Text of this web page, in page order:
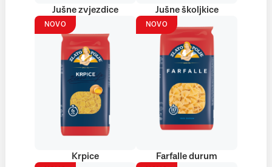
Jušne zvjezdice Jušne školjkice
NOVO
Krpice
NOVO
Farfalle durum